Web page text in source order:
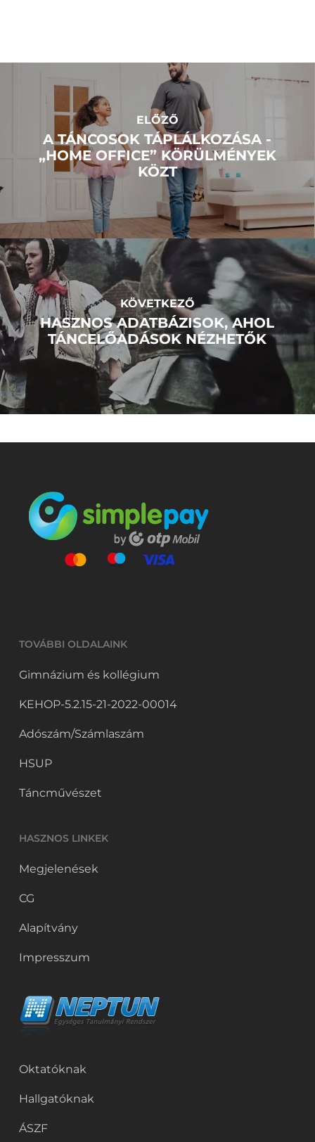
ELŐZŐ
A TÁNCOSOK TÁPLÁLKOZÁSA -
„HOME OFFICE” KÖRÜLMÉNYEK
KÖZT
KÖVETKEZŐ
HASZNOS ADATBÁZISOK, AHOL
TÁNCELŐADÁSOK NÉZHETŐK
TOVÁBBI OLDALAINK
Gimnázium és kollégium
KEHOP-5.2.15-21-2022-00014
Adószám/Számlaszám
HSUP
Táncművészet
HASZNOS LINKEK
Megjelenések
CG
Alapítvány
Impresszum
Oktatóknak
Hallgatóknak
ÁSZF